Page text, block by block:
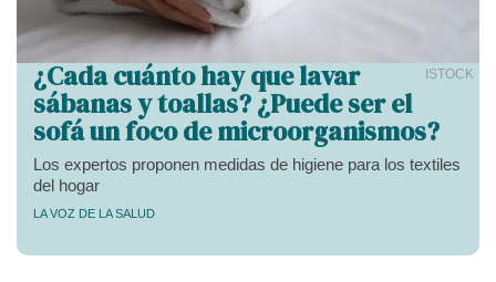
ISTOCK
¿Cada cuánto hay que lavar
sábanas y toallas? ¿Puede ser el
sofá un foco de microorganismos?
Los expertos proponen medidas de higiene para los textiles
del hogar
LA VOZ DE LA SALUD